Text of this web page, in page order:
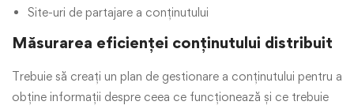
Site-uri de partajare a conținutului
Măsurarea eficienței conținutului distribuit
Trebuie să creați un plan de gestionare a conținutului pentru a
obține informații despre ceea ce funcționează și ce trebuie